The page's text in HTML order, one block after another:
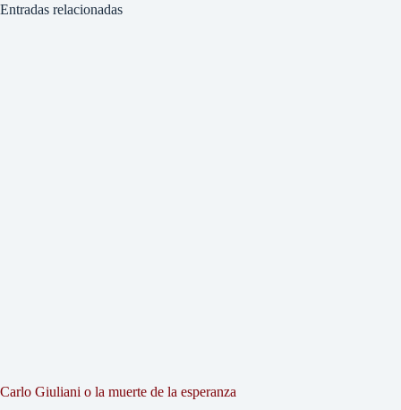
Entradas relacionadas
Carlo Giuliani o la muerte de la esperanza